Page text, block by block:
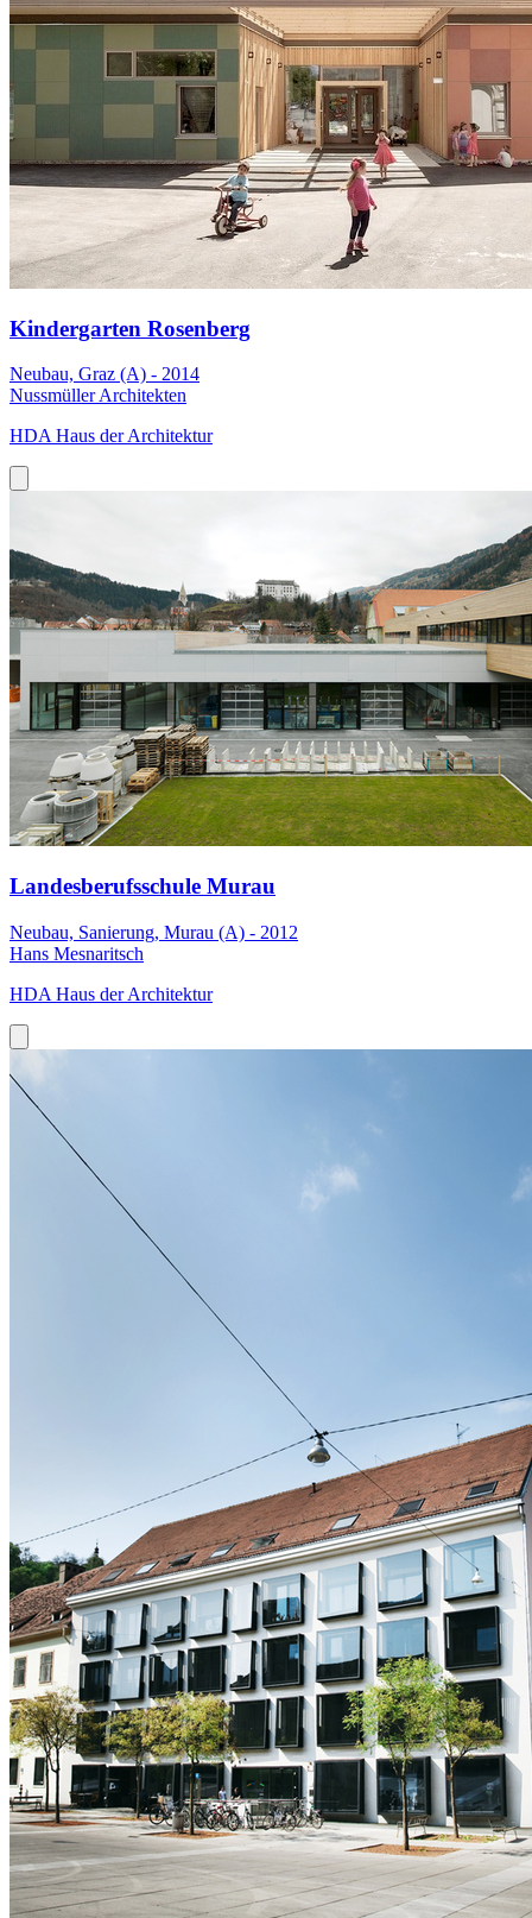
Kindergarten Rosenberg
Neubau, Graz (A) - 2014
Nussmüller Architekten
HDA Haus der Architektur
Landesberufsschule Murau
Neubau, Sanierung, Murau (A) - 2012
Hans Mesnaritsch
HDA Haus der Architektur